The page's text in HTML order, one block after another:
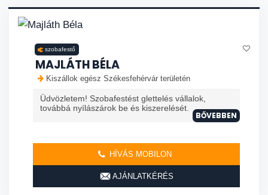
szobafestő
MAJLÁTH BÉLA
Kiszállok egész Székesfehérvár területén
Üdvözletem! Szobafestést glettelés vállalok,
továbbá nyílászárok be és kiszerelését.
BŐVEBBEN
HÍVÁS MOBILON
AJÁNLATKÉRÉS